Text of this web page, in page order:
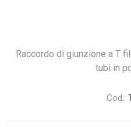
Raccordo di giunzione a T
tubi in
Cod.: